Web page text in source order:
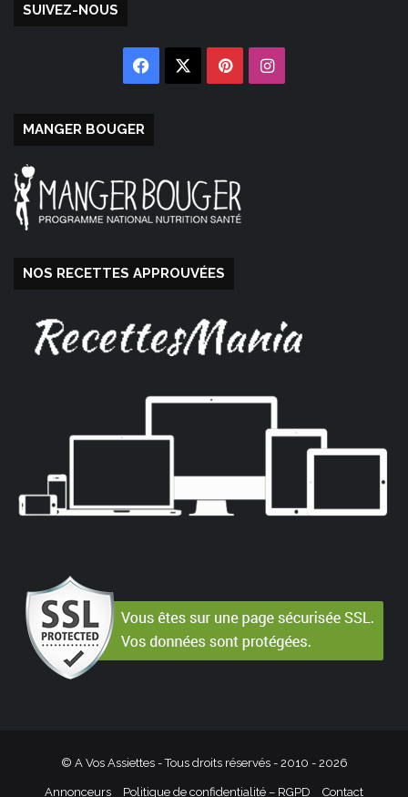
SUIVEZ-NOUS
Facebook PinterestInstagram
MANGER BOUGER
NOS RECETTES APPROUVÉES
© A Vos Assiettes - Tous droits réservés - 2010 - 2026
Annonceurs Politique de confidentialité – RGPD Contact